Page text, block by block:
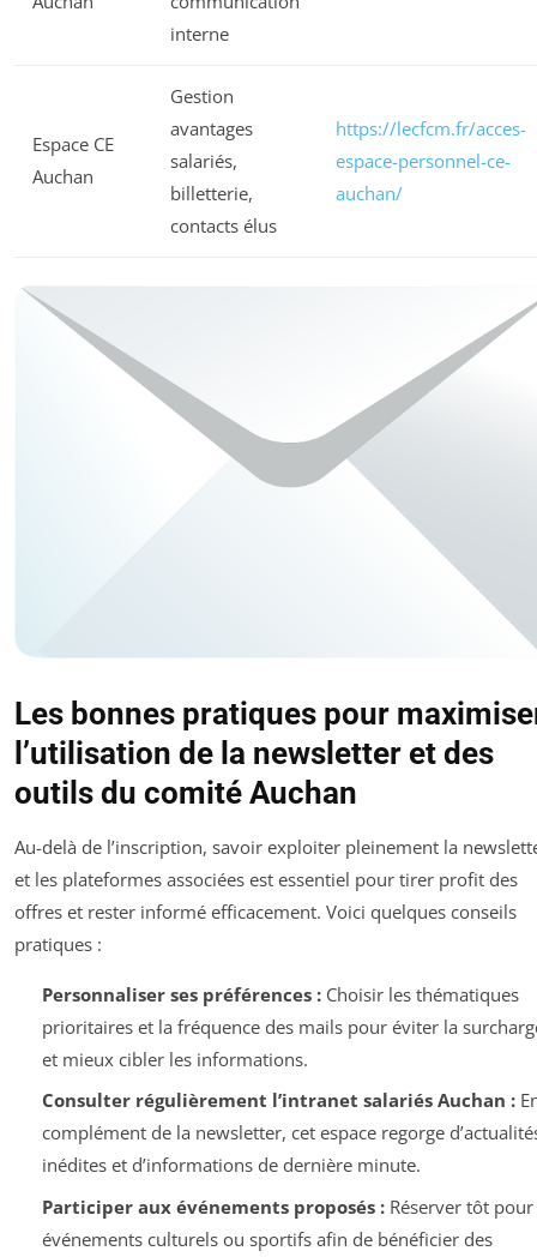
interne
Espace CE
Auchan
Gestion
avantages
salariés,
billetterie,
contacts élus
https://lecfcm.fr/acces-
espace-personnel-ce-
auchan/
Les bonnes pratiques pour
l’utilisation de la newsletter et des
outils du comité Auchan
Au-delà de l’inscription, savoir exploiter pleinement la
et les plateformes associées est essentiel pour tirer profit des
offres et rester informé efficacement. Voici quelques conseils
pratiques :
Personnaliser ses préférences :Choisir les thématiques
prioritaires et la fréquence des mails pour éviter la
et mieux cibler les informations.
Consulter régulièrement l’intranet salariés Auchan :
complément de la newsletter, cet espace regorge
inédites et d’informations de dernière minute.
Participer aux événements proposés :Réserver tôt pour
événements culturels ou sportifs afin de bénéficier des